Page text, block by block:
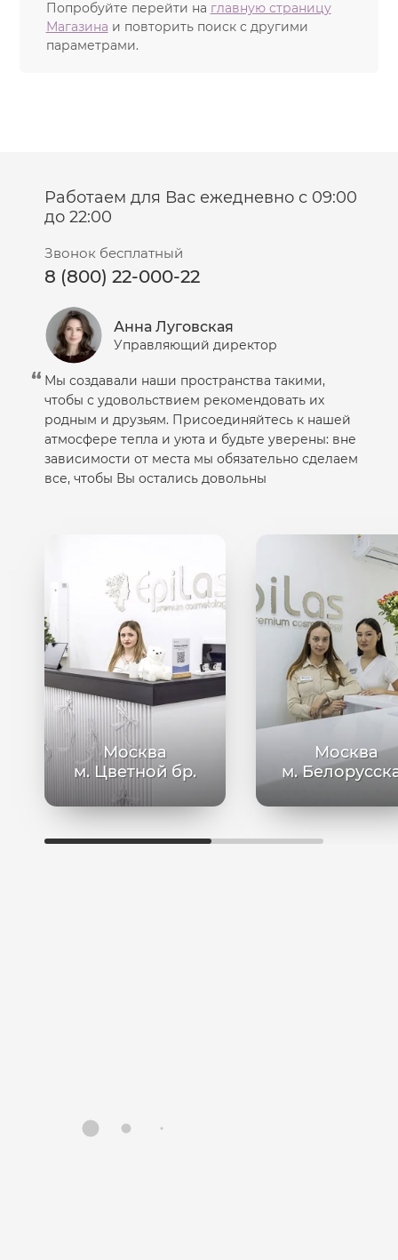
Попробуйте перейти на главную страницу
Магазина и повторить поиск с другими
параметрами.
Работаем для Вас ежедневно с 09:00
до 22:00
Звонок бесплатный
8 (800) 22-000-22
Анна Луговская
Управляющий директор
Мы создавали наши пространства такими,
чтобы с удовольствием рекомендовать их
родным и друзьям. Присоединяйтесь к нашей
атмосфере тепла и уюта и будьте уверены: вне
зависимости от места мы обязательно сделаем
все, чтобы Вы остались довольны